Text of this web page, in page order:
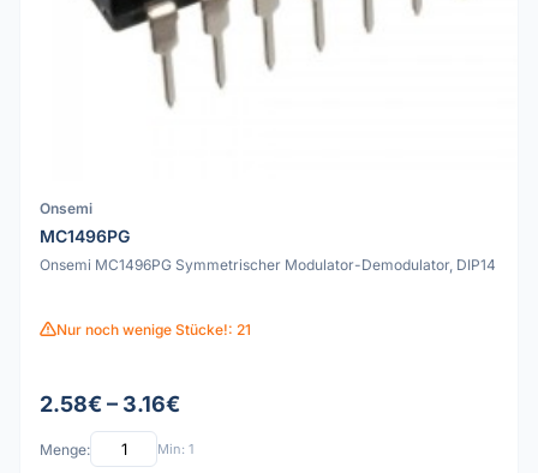
Onsemi
MC1496PG
Onsemi MC1496PG Symmetrischer Modulator-Demodulator, DIP14
Nur noch wenige Stücke!: 21
2.58€ – 3.16€
Menge: Min: 1